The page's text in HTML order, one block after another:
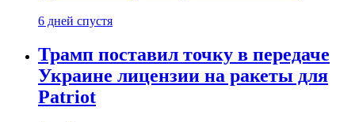
6 дней спустя
Трамп поставил точку в передаче
Украине лицензии на ракеты для
Patriot